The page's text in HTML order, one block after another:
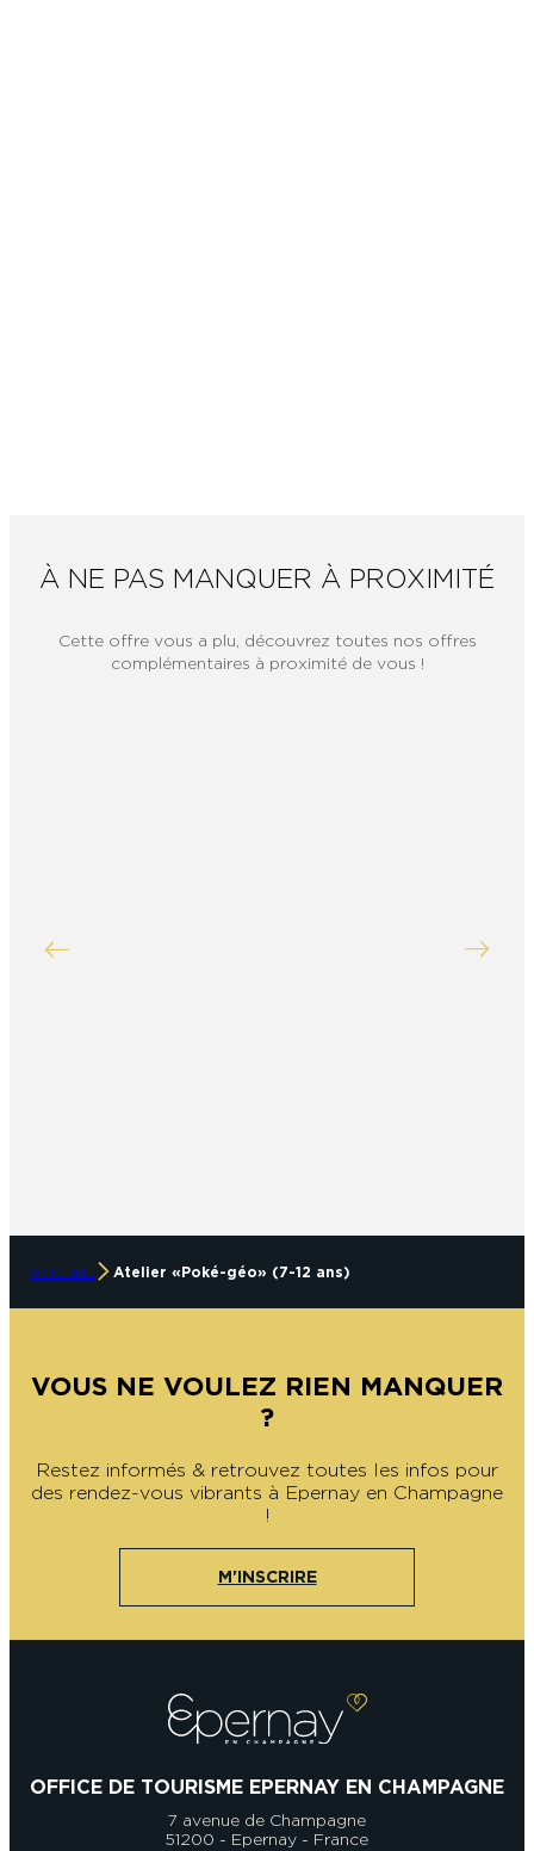
À NE PAS MANQUER À PROXIMITÉ
Cette offre vous a plu, découvrez toutes nos offres
complémentaires à proximité de vous !
ACCUEIL Atelier « Poké-géo » (7-12 ans)
VOUS NE VOULEZ RIEN MANQUER
?
Restez informés & retrouvez toutes les infos pour
des rendez-vous vibrants à Epernay en Champagne
!
M'INSCRIRE
OFFICE DE TOURISME EPERNAY EN CHAMPAGNE
7 avenue de Champagne
51200 - Epernay - France